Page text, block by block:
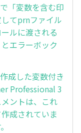
「変数を含む印
てprnファイル
ルに渡される
エラーボック
成した変数付き
Professional 3
ントは、これ
成されていま